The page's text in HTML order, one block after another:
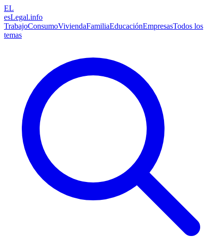
EL
esLegal.info
TrabajoConsumoViviendaFamiliaEducaciónEmpresasTodos los
temas